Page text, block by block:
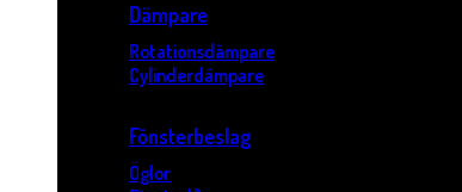
Dämpare
Rotationsdämpare
Cylinderdämpare
Fönsterbeslag
Öglor